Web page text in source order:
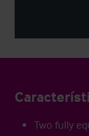
Two fully